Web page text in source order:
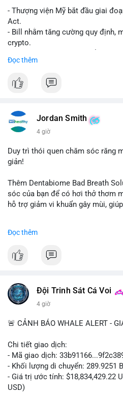
- Thượng viện Mỹ bắt đầu giai
Act.
- Bill nhằm tăng cường quy định,
crypto.
- Bill có thể ảnh hưởng pháp lý,
$btc $eth
#vlikevn #titanbot
Đọc thêm
Jordan Smith
4 giờ
Duy trì thói quen chăm sóc răng
giản!
Thêm Dentabiome Bad Breath
sóc của bạn để có hơi thở thơm
hỗ trợ giảm vi khuẩn gây mùi,
lớn cho nụ cười khỏe mạnh.
#dentabiome #badbreathsolution
Đọc thêm
Đội Trinh Sát Cá Voi
4 giờ
🚨 CẢNH BÁO WHALE ALERT -
Chi tiết giao dịch:
- Mã giao dịch:
- Khối lượng di chuyển: 289.9251
- Giá trị ước tính: $18,834,429.22
USD)